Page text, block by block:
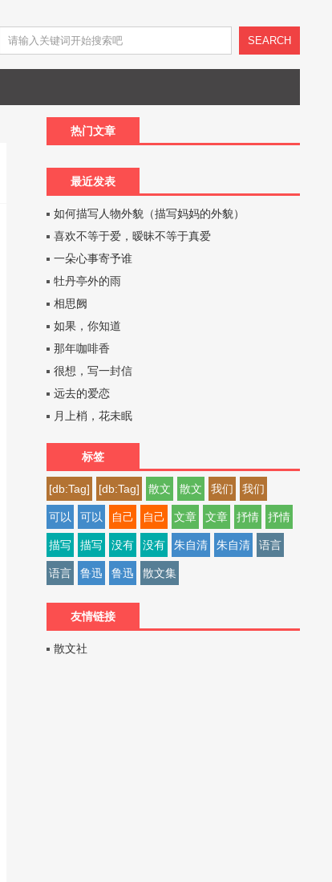
SEARCH
热门文章
最近发表
如何描写人物外貌（描写妈妈的外貌）
喜欢不等于爱，暧昧不等于真爱
一朵心事寄予谁
牡丹亭外的雨
相思阙
如果，你知道
那年咖啡香
很想，写一封信
远去的爱恋
月上梢，花未眠
标签
[db:Tag] [db:Tag] 散文 散文 我们 我们
可以 可以 自己 自己 文章 文章 抒情 抒情
描写 描写 没有 没有 朱自清 朱自清 语言
语言 鲁迅 鲁迅 散文集
友情链接
散文社